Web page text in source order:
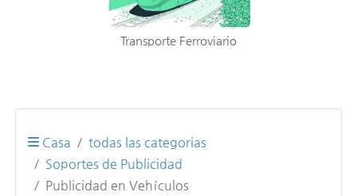
Transporte Ferroviario
Casa
todas las categorias
Soportes de Publicidad
Publicidad en Vehículos